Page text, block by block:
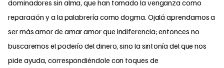
dominadores sin alma, que han tomado la venganza como
reparación y a la palabrería como dogma. Ojalá aprendamos a
ser más amor de amar amor que indiferencia; entonces no
buscaremos el poderío del dinero, sino la sintonía del que nos
pide ayuda, correspondiéndole con toques de